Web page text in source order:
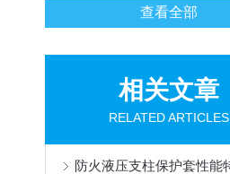
查看全部
相关文章
RELATED ARTICLES